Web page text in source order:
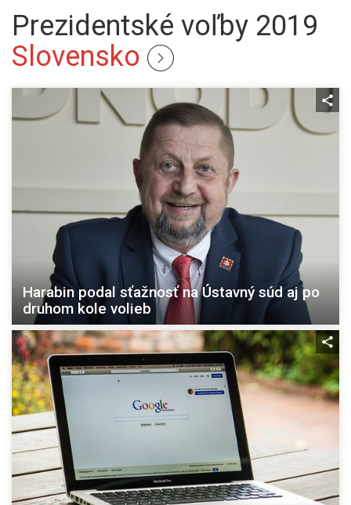
Prezidentské voľby 2019
Slovensko
Harabin podal sťažnosť na Ústavný súd aj po
druhom kole volieb